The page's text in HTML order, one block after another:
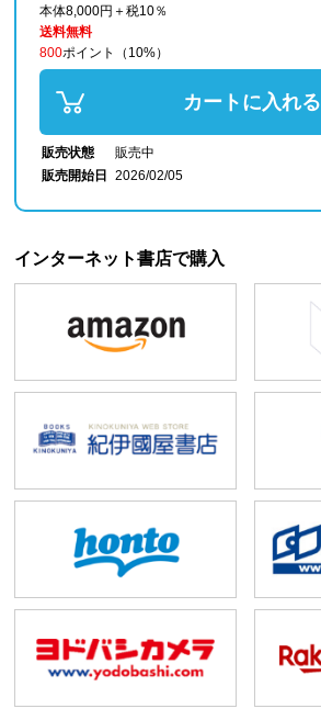
本体8,000円＋税10％
送料無料
800ポイント （10%）
カートに入れる
販売状態
販売中
販売開始日
2026/02/05
インターネット書店で購入